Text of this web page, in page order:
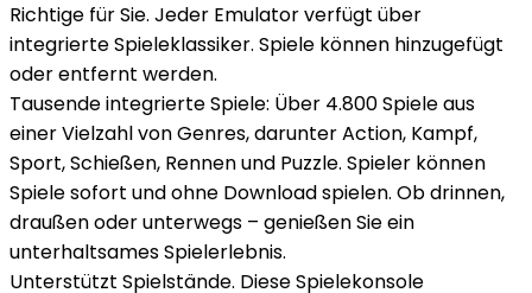
Richtige für Sie. Jeder Emulator verfügt über
integrierte Spieleklassiker. Spiele können hinzugefügt
oder entfernt werden.
Tausende integrierte Spiele: Über 4.800 Spiele aus
einer Vielzahl von Genres, darunter Action, Kampf,
Sport, Schießen, Rennen und Puzzle. Spieler können
Spiele sofort und ohne Download spielen. Ob drinnen,
draußen oder unterwegs – genießen Sie ein
unterhaltsames Spielerlebnis.
Unterstützt Spielstände. Diese Spielekonsole